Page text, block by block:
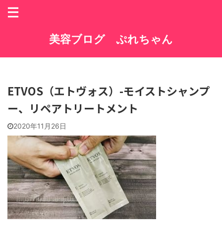
美容ブログ ぷれちゃん
ETVOS（エトヴォス）-モイストシャンプ
ー、リペアトリートメント
2020年11月26日